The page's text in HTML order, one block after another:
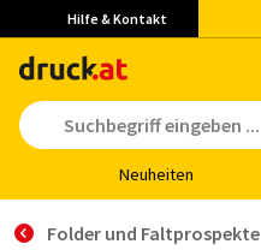
Hilfe & Kontakt
Neu­hei­ten
Folder und Faltprospekte